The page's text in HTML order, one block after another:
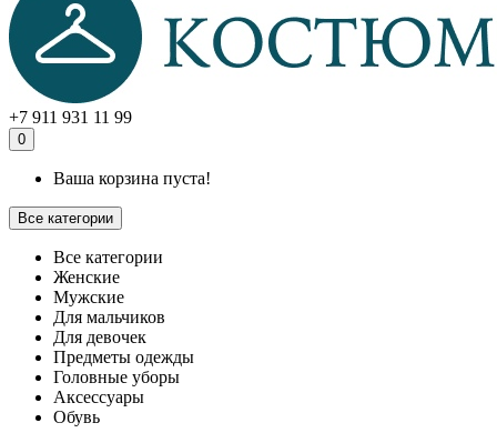
+7 911 931 11 99
0
Ваша корзина пуста!
Все категории
Все категории
Женские
Мужские
Для мальчиков
Для девочек
Предметы одежды
Головные уборы
Аксессуары
Обувь